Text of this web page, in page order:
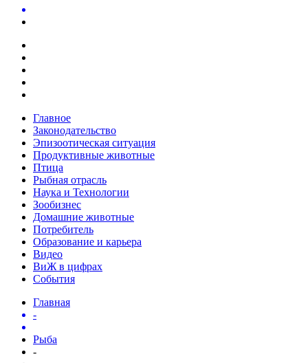
Главное
Законодательство
Эпизоотическая ситуация
Продуктивные животные
Птица
Рыбная отрасль
Наука и Технологии
Зообизнес
Домашние животные
Потребитель
Образование и карьера
Видео
ВиЖ в цифрах
События
Главная
-
Рыба
-